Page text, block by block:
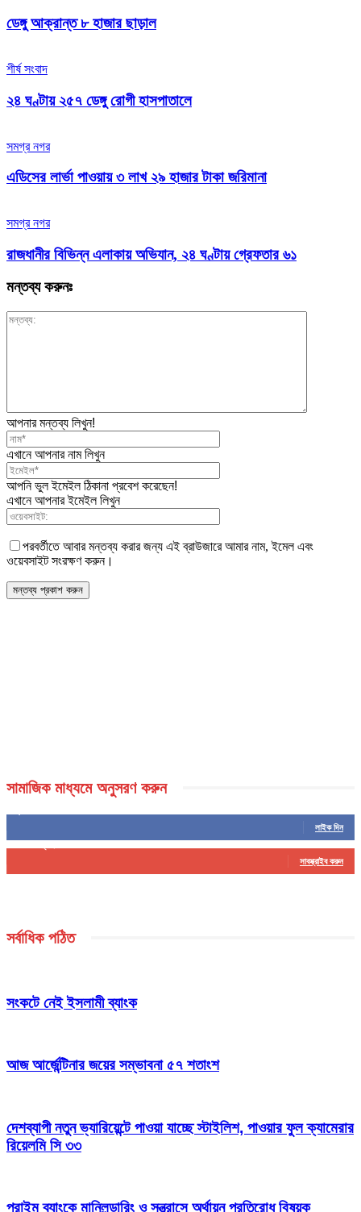
ডেঙ্গু আক্রান্ত ৮ হাজার ছাড়াল
শীর্ষ সংবাদ
২৪ ঘণ্টায় ২৫৭ ডেঙ্গু রোগী হাসপাতালে
সমগ্র নগর
এডিসের লার্ভা পাওয়ায় ৩ লাখ ২৯ হাজার টাকা জরিমানা
সমগ্র নগর
রাজধানীর বিভিন্ন এলাকায় অভিযান, ২৪ ঘণ্টায় গ্রেফতার ৬১
মন্তব্য করুনঃ
আপনার মন্তব্য লিখুন!
এখানে আপনার নাম লিখুন
আপনি ভুল ইমেইল ঠিকানা প্রবেশ করেছেন!
এখানে আপনার ইমেইল লিখুন
পরবর্তীতে আবার মন্তব্য করার জন্য এই ব্রাউজারে আমার নাম, ইমেল এবং
ওয়েবসাইট সংরক্ষণ করুন।
সামাজিক মাধ্যমে অনুসরণ করুন
লাইক দিন
সাবস্ক্রাইব করুন
সর্বাধিক পঠিত
সংকটে নেই ইসলামী ব্যাংক
আজ আর্জেন্টিনার জয়ের সম্ভাবনা ৫৭ শতাংশ
দেশব্যাপী নতুন ভ্যারিয়েন্টে পাওয়া যাচ্ছে স্টাইলিশ, পাওয়ার ফুল ক্যামেরার
রিয়েলমি সি ৩৩
প্রাইম ব্যাংকে মানিলন্ডারিং ও সন্ত্রাসে অর্থায়ন প্রতিরোধ বিষয়ক